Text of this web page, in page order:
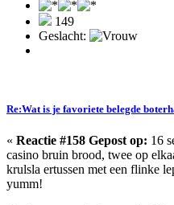
149
Geslacht:
Re:Wat is je favoriete belegde
« Reactie #158 Gepost op: 16
casino bruin brood, twee op
krulsla ertussen met een flinke
yumm!